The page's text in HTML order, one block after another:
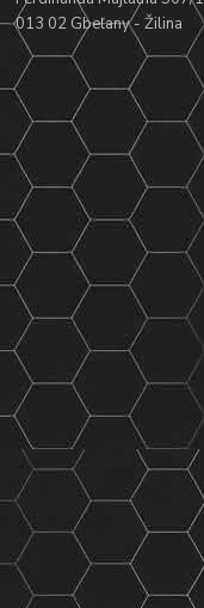
013 02 Gbeľany - Žilina